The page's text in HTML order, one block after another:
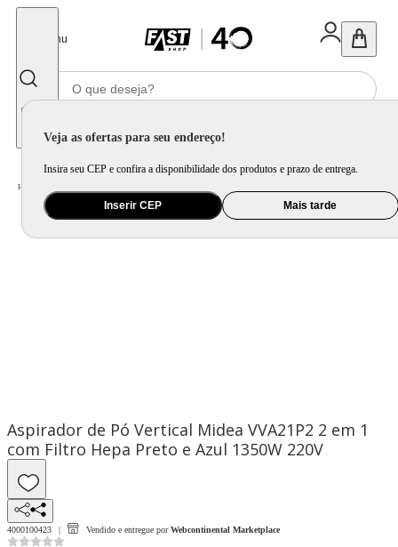
Menu
Veja as ofertas para seu endereço!
Insira seu CEP e confira a disponibilidade dos produtos e prazo de entrega.
Inserir CEP Mais tarde
Home
Aspirador de Pó Vertical Midea VVA21P2 2 em 1
com Filtro Hepa Preto e Azul 1350W 220V
4000100423 Vendido e entregue por Webcontinental Marketplace